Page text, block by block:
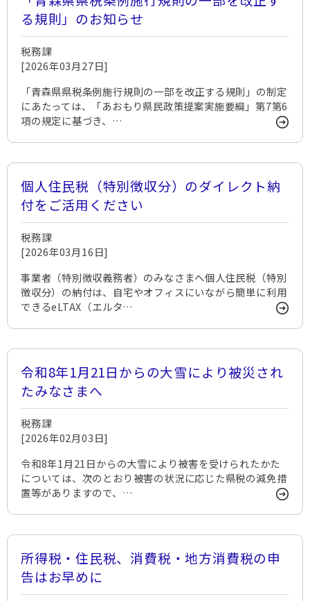
る規則」のお知らせ
税務課
[2026年03月27日]
「青森県県税条例施行規則の一部を改正する規則」の制定
にあたっては、「あおもり県民政策提案実施要綱」第7第6
項の規定に基づき、…
個人住民税（特別徴収分）のダイレクト納
付をご活用ください
税務課
[2026年03月16日]
事業者（特別徴収義務者）のみなさまへ個人住民税（特別
徴収分）の納付は、自宅やオフィスにいながら簡単に利用
できるeLTAX（エルタ…
令和8年1月21日からの大雪により被災され
たみなさまへ
税務課
[2026年02月03日]
令和8年1月21日からの大雪により被害を受けられたかた
については、次のとおり被害の状況に応じた県税の減免措
置等がありますので、…
所得税・住民税、消費税・地方消費税の申
告はお早めに